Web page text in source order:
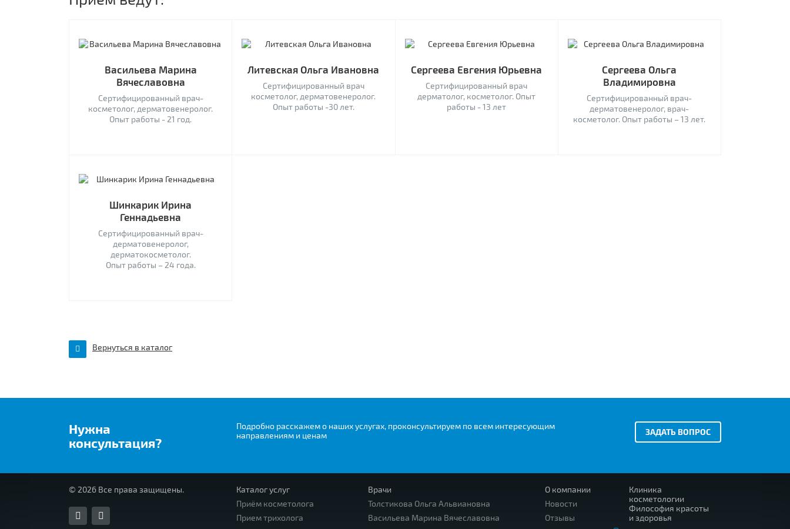
Васильева Марина
Вячеславовна
Сертифицированный врач-
косметолог, дерматовенеролог.
Опыт работы - 21 год.
Литевская Ольга Ивановна
Сертифицированный врач
косметолог, дерматовенеролог.
Опыт работы -30 лет.
Сергеева Евгения Юрьевна
Сертифицированный врач
дерматолог, косметолог. Опыт
работы - 13 лет
Сергеева Ольга
Владимировна
Сертифицированный врач-
дерматовенеролог, врач-
косметолог. Опыт работы – 13 лет.
Шинкарик Ирина
Геннадьевна
Сертифицированный врач-
дерматовенеролог,
дерматокосметолог.
Опыт работы – 24 года.
Вернуться в каталог
Нужна
консультация?
Подробно расскажем о наших услугах, проконсультируем по всем интересующим
направлениям и ценам
ЗАДАТЬ ВОПРОС
© 2026 Все права защищены.
Каталог услуг
Приём косметолога
Прием трихолога
Врачи
Толстикова Ольга Альвиановна
Васильева Марина Вячеславовна
О компании
Новости
Отзывы
Клиника
косметологии
Философия красоты
и здоровья